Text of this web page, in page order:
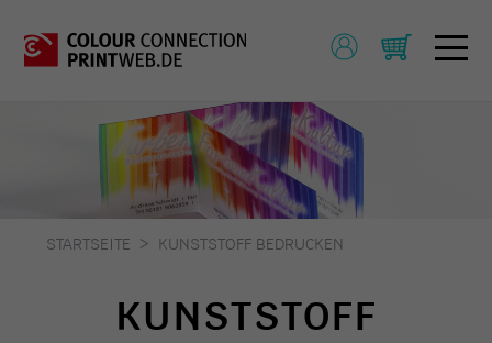
STARTSEITE KUNSTSTOFF BEDRUCKEN
KUNSTSTOFF